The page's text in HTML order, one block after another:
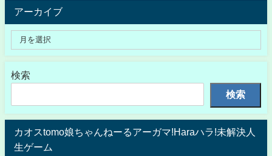
アーカイブ
検索
検索
カオスtomo娘ちゃんねーるアーガマ!Haraハラ!未解決人
生ゲーム